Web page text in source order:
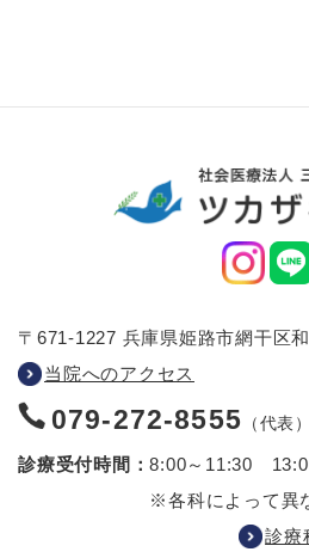
〒671-1227 兵庫県姫路市網干区
当院へのアクセス
079-272-8555 （代表）
診療受付時間：8:00～11:30
※各科によって異
診療